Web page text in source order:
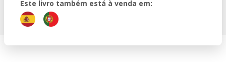
Este livro também está à venda em: